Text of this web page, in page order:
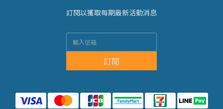
訂閱以獲取每期最新活動消息
訂閱